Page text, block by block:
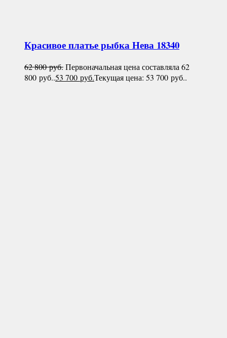
Красивое платье рыбкаНева 18340
62 800руб.Первоначальная цена составляла 62
800 руб..53 700 руб.Текущая цена: 53 700 руб..